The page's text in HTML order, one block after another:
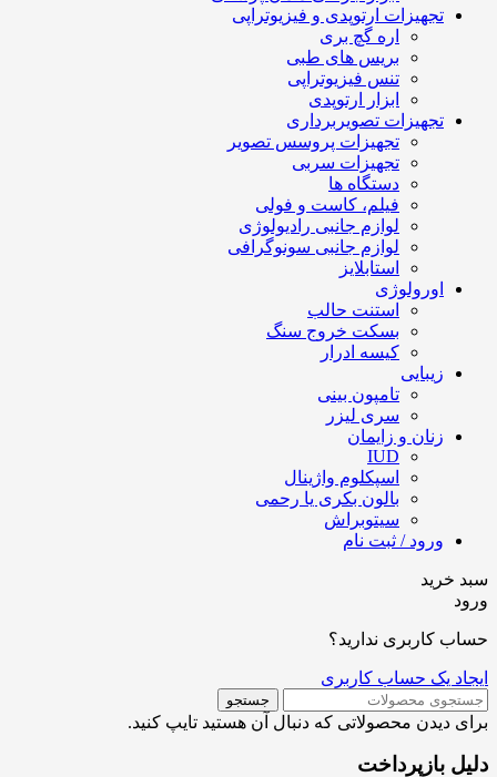
تجهیزات ارتوپدی و فیزیوتراپی
اره گچ بری
بریس های طبی
تنس فیزیوتراپی
ابزار ارتوپدی
تجهیزات تصویربرداری
تجهیزات پروسس تصویر
تجهیزات سربی
دستگاه ها
فیلم، کاست و فولی
لوازم جانبی رادیولوژی
لوازم جانبی سونوگرافی
استابلایز
اورولوژی
استنت حالب
بسکت خروج سنگ
کیسه ادرار
زیبایی
تامپون بینی
سری لیزر
زنان و زایمان
IUD
اسپکلوم واژینال
بالون بکری یا رحمی
سیتوبراش
ورود / ثبت نام
سبد خرید
ورود
حساب کاربری ندارید؟
ایجاد یک حساب کاربری
جستجو
برای دیدن محصولاتی که دنبال آن هستید تایپ کنید.
دلیل بازپرداخت